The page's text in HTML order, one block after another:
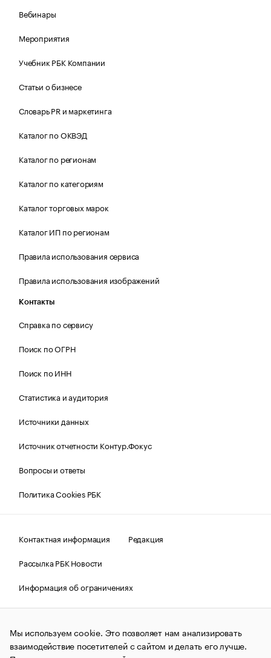
Вебинары
Мероприятия
Учебник РБК Компании
Статьи о бизнесе
Словарь PR и маркетинга
Каталог по ОКВЭД
Каталог по регионам
Каталог по категориям
Каталог торговых марок
Каталог ИП по регионам
Правила использования сервиса
Правила использования изображений
Контакты
Справка по сервису
Поиск по ОГРН
Поиск по ИНН
Статистика и аудитория
Источники данных
Источник отчетности Контур.Фокус
Вопросы и ответы
Политика Cookies РБК
Контактная информация
Редакция
Рассылка РБК Новости
Информация об ограничениях
Правовая информация
О соблюдении авторских прав
© АО «РОСБИЗНЕСКОНСАЛТИНГ»,1995–2026.Сообщения
и материалы информационного агентства «РБК»
(зарегистрировано Федеральной службой по надзору в сфере
Мы используем cookie. Это позволяет нам анализировать
взаимодействие посетителей с сайтом и делать его лучше.